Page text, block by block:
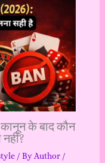
के बाद कौन
/ By Author /